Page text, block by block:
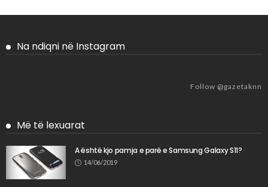
Na ndiqni në Instagram
Follow @gazetaknn
Më të lexuarat
A është kjo pamja e parë e Samsung Galaxy S11?
14/06/2019